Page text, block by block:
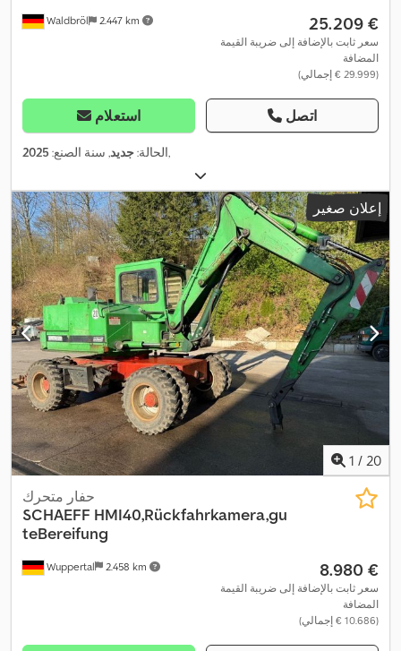
Waldbröl 2.447 km ‏25.209 €
سعر ثابت بالإضافة إلى ضريبة القيمة
المضافة
(‏29.999 € إجمالي)
استعلام اتصل
الحالة:جديد, سنة الصنع: 2025 ,
إعلان صغير
1 / 20
Wuppertal 2.458 km
حفار متحرك
SCHAEFF HMI40,Rückfahrkamera,gu
teBereifung
‏8.980 €
سعر ثابت بالإضافة إلى ضريبة القيمة
المضافة
(‏10.686 € إجمالي)